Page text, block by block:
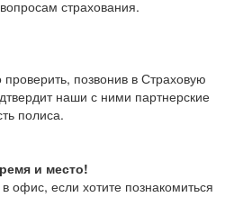
страхования.
позвонив в Страховую
наши с ними партнерские
полиса.
и место!
офис, если хотите познакомиться